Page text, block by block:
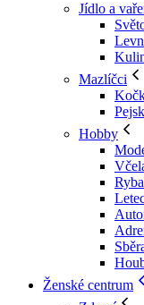
Jídlo a
Mazlíčci
Hobby
Ženské centrum